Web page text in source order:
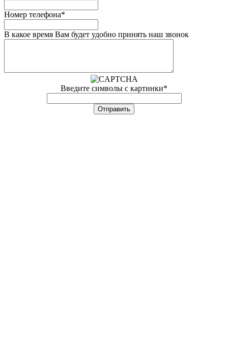
Номер телефона*
В какое время Вам будет удобно принять наш звонок
Введите символы с картинки*